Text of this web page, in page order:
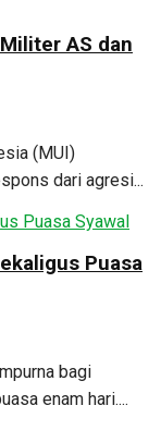
AS dan
(MUI)
dari agresi...
Puasa
bagi
enam hari....